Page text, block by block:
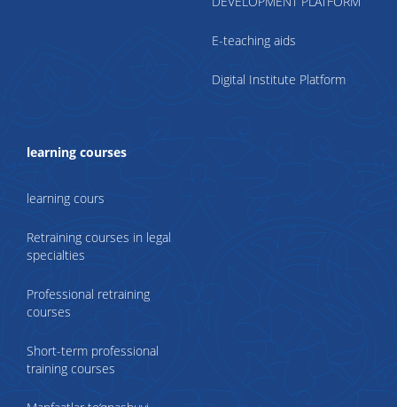
E-teaching aids
Digital Institute Platform
learning courses
learning cours
Retraining courses in legal
specialties
Professional retraining
courses
Short-term professional
training courses